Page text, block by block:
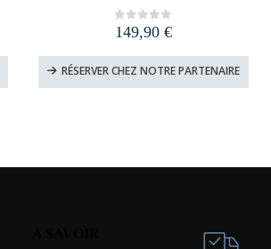
0 out of 5
149,90€
RÉSERVER CHEZ NOTRE PARTENAIRE